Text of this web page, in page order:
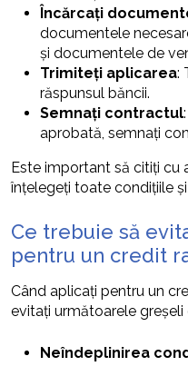
Încărcați
documentele
și documentele de
Trimiteți aplicarea:
răspunsul băncii.
Semnați contractul
aprobată, semnați
Este important să citiți cu
înțelegeți toate condițiile
Ce trebuie să
pentru un credit
Când aplicați pentru un
evitați următoarele greșeli
Neîndeplinirea